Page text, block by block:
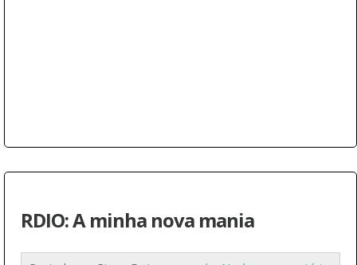
RDIO: A minha nova mania